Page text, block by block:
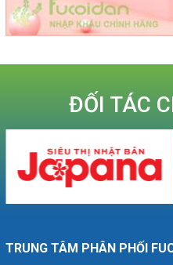
ĐỐI TÁC
TRUNG TÂM PHÂN PHỐI